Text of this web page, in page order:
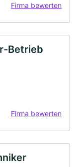
Firma bewerten
Betrieb
Firma bewerten